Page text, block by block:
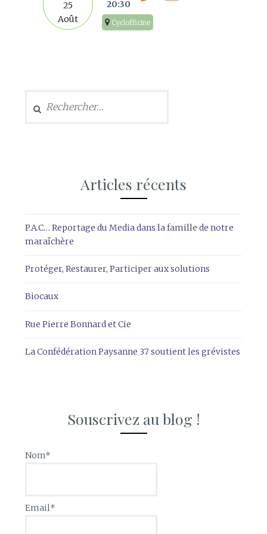
25
Août
20:30
Cyclofficine
Articles récents
P.A.C… Reportage du Media dans la famille de notre
maraîchère
Protéger, Restaurer, Participer aux solutions
Biocaux
Rue Pierre Bonnard et Cie
La Confédération Paysanne 37 soutient les grévistes
Souscrivez au blog !
Nom*
Email*